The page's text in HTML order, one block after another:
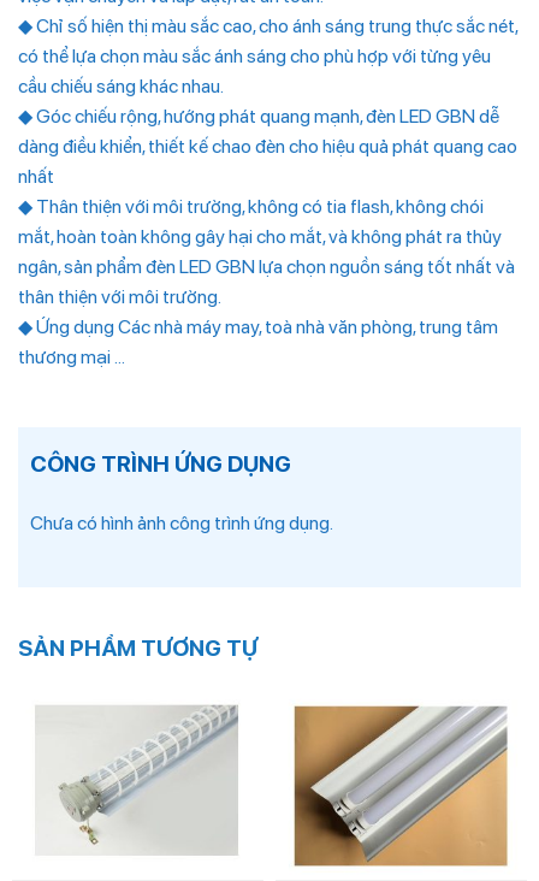
◆ Chỉ số hiện thị màu sắc cao, cho ánh sáng trung thực sắc nét,
có thể lựa chọn màu sắc ánh sáng cho phù hợp với từng yêu
cầu chiếu sáng khác nhau.
◆ Góc chiếu rộng, hướng phát quang mạnh, đèn LED GBN dễ
dàng điều khiển, thiết kế chao đèn cho hiệu quả phát quang cao
nhất
◆ Thân thiện với môi trường, không có tia flash, không chói
mắt, hoàn toàn không gây hại cho mắt, và không phát ra thủy
ngân, sản phẩm đèn LED GBN lựa chọn nguồn sáng tốt nhất và
thân thiện với môi trường.
◆ Ứng dụng Các nhà máy may, toà nhà văn phòng, trung tâm
thương mại …
CÔNG TRÌNH ỨNG DỤNG
Chưa có hình ảnh công trình ứng dụng.
SẢN PHẨM TƯƠNG TỰ